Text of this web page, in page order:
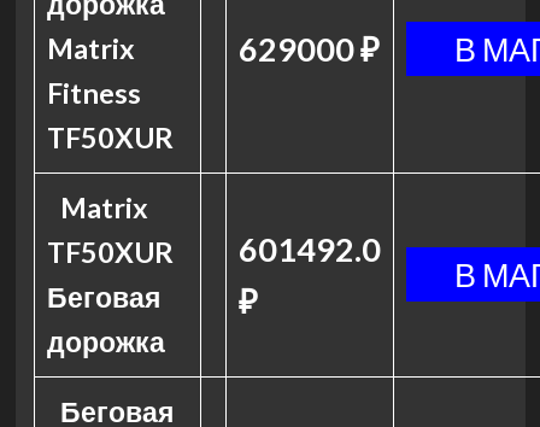
Matrix
Fitness
TF50XUR
629000 ₽
Matrix
TF50XUR
Беговая
дорожка
601492.0
₽
Беговая